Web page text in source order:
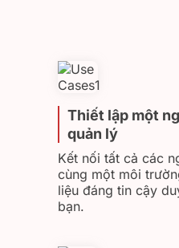
Thiết lập một
quản lý
Kết nối tất cả các
cùng một môi
liệu đáng tin cậy
bạn.